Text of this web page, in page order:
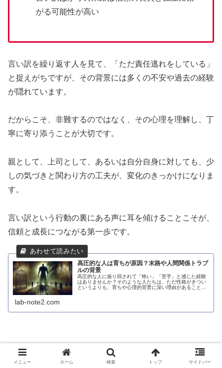
がる可能性が高い
言い訳を繰り返す人を見て、「ただ責任逃れをしている」
と捉えがちですが、その背景には多くの不安や過去の経験
が隠れています。
だからこそ、非難するのではなく、その心理を理解し、丁
寧に寄り添うことが大切です。
親として、上司として、あるいは自分自身に対しても、少
しの気づきと関わり方の工夫が、変化のきっかけになりま
す。
言い訳という行動の裏にある声に耳を傾けることこそが、
信頼と成長につながる第一歩です。
高圧的な人は育ちが原因？末路や人間関係トラブ
ルの背景
高圧的な人に振り回されて「怖い」「苦手」と感じた経験
はありませんか？そのような人たちは、ただ性格がきつい
というよりも、育ちや心理的背景に深い理由があることが
lab-note2.com
言い訳ばかりする人
メニュー ホーム 検索 トップ サイドバー